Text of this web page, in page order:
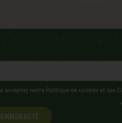
acceptez notre Politique de cookies et nos